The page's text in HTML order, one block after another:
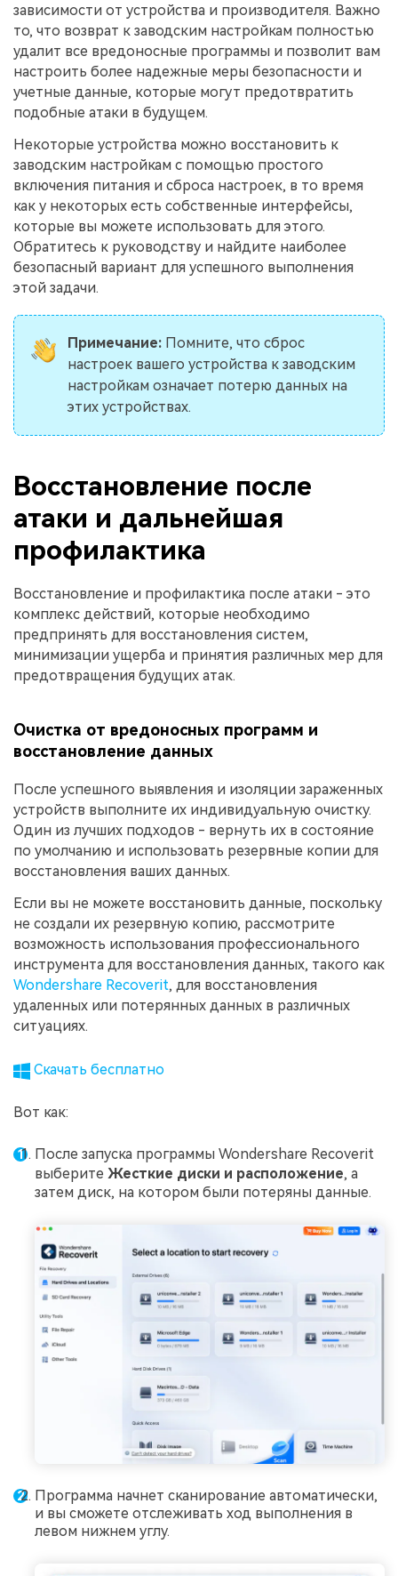
зависимости от устройства и производителя. Важно
то, что возврат к заводским настройкам полностью
удалит все вредоносные программы и позволит вам
настроить более надежные меры безопасности и
учетные данные, которые могут предотвратить
подобные атаки в будущем.
Некоторые устройства можно восстановить к
заводским настройкам с помощью простого
включения питания и сброса настроек, в то время
как у некоторых есть собственные интерфейсы,
которые вы можете использовать для этого.
Обратитесь к руководству и найдите наиболее
безопасный вариант для успешного выполнения
этой задачи.
Примечание:Помните, что сброс
настроек вашего устройства к заводским
настройкам означает потерю данных на
этих устройствах.
Восстановление после
атаки и дальнейшая
профилактика
Восстановление и профилактика после атаки - это
комплекс действий, которые необходимо
предпринять для восстановления систем,
минимизации ущерба и принятия различных мер для
предотвращения будущих атак.
Очистка от вредоносных программ и
восстановление данных
После успешного выявления и изоляции зараженных
устройств выполните их индивидуальную очистку.
Один из лучших подходов - вернуть их в состояние
по умолчанию и использовать резервные копии для
восстановления ваших данных.
Если вы не можете восстановить данные, поскольку
не создали их резервную копию, рассмотрите
возможность использования профессионального
инструмента для восстановления данных, такого как
Wondershare Recoverit, для восстановления
удаленных или потерянных данных в различных
ситуациях.
Скачать бесплатно
Вот как:
После запуска программы Wondershare Recoverit
выберите Жесткие диски и расположение, а
затем диск, на котором были потеряны данные.
Программа начнет сканирование автоматически,
и вы сможете отслеживать ход выполнения в
левом нижнем углу.